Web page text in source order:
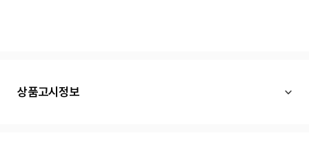
상품고시정보